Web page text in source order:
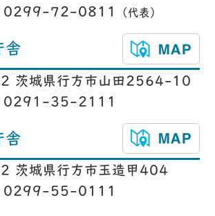
0299-72-0811
（代表）
舎
茨城県行方市山田2564-10
0291-35-2111
舎
茨城県行方市玉造甲404
0299-55-0111